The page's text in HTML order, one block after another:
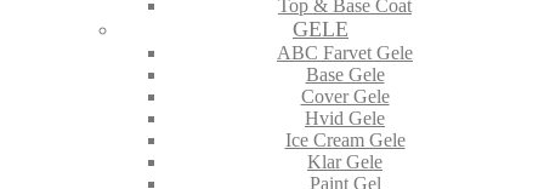
Top & Base Coat
GELE
ABC Farvet Gele
Base Gele
Cover Gele
Hvid Gele
Ice Cream Gele
Klar Gele
Paint Gel